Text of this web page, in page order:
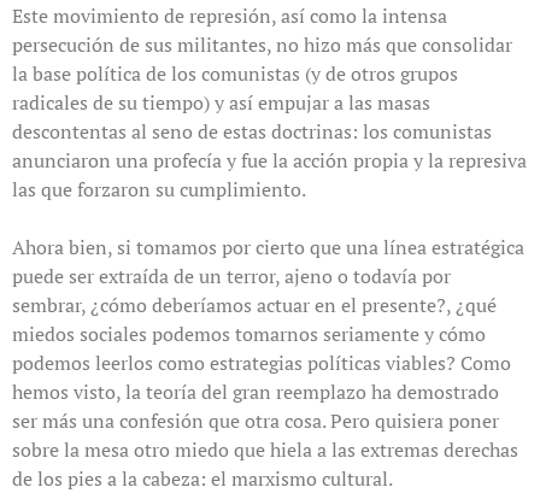
Este movimiento de represión, así como la intensa
persecución de sus militantes, no hizo más que consolidar
la base política de los comunistas (y de otros grupos
radicales de su tiempo) y así empujar a las masas
descontentas al seno de estas doctrinas: los comunistas
anunciaron una profecía y fue la acción propia y la represiva
las que forzaron su cumplimiento.
Ahora bien, si tomamos por cierto que una línea estratégica
puede ser extraída de un terror, ajeno o todavía por
sembrar, ¿cómo deberíamos actuar en el presente?, ¿qué
miedos sociales podemos tomarnos seriamente y cómo
podemos leerlos como estrategias políticas viables? Como
hemos visto, la teoría del gran reemplazo ha demostrado
ser más una confesión que otra cosa. Pero quisiera poner
sobre la mesa otro miedo que hiela a las extremas derechas
de los pies a la cabeza: el marxismo cultural.